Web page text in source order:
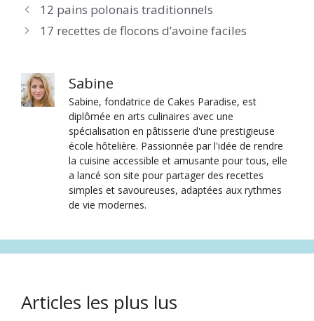
12 pains polonais traditionnels
17 recettes de flocons d’avoine faciles
Sabine
Sabine, fondatrice de Cakes Paradise, est
diplômée en arts culinaires avec une
spécialisation en pâtisserie d'une prestigieuse
école hôtelière. Passionnée par l'idée de rendre
la cuisine accessible et amusante pour tous, elle
a lancé son site pour partager des recettes
simples et savoureuses, adaptées aux rythmes
de vie modernes.
Articles les plus lus